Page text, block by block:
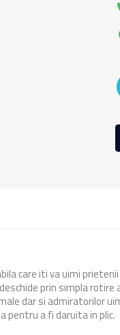
care iti va uimi
prin simpla
dar si admiratorilor
pentru a fi daruita in plic.